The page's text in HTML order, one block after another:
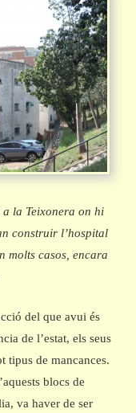
a la Teixonera on hi
construir l’hospital
molts casos, encara
del que avui és
de l’estat, els seus
tipus de mancances.
blocs de
va haver de ser